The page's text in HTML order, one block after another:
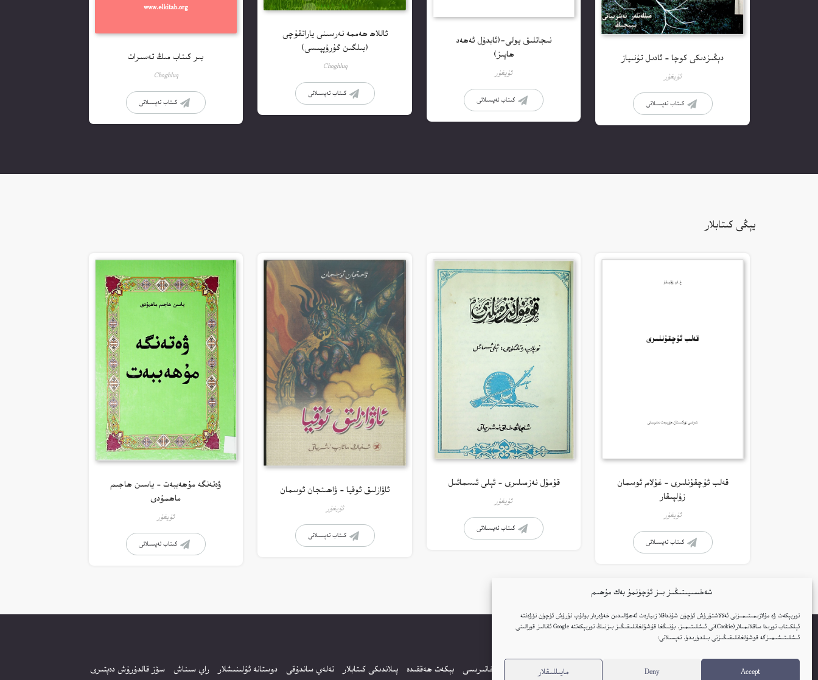
شەخسىيىتىڭىز بىز ئۈچۈنمۇ بەك مۇھىم
توربېكەت ۋە مۇلازىمىتىمىزنى ئەلالاشتۇرۇش ئۈچۈن شۇنداقلا زىيارەت ئەھۋالىدىن خەۋەردار بولۇپ تۇرۇش ئۈچۈن نۆۋەتتە
ئېلكىتاب تورىدا ساقلانمىلار(Cookie)نى ئىشلىتىمىز. بۇنىڭغا قۇشۇلغانلىقىڭىز بىزنىڭ توربېكەتتە Google ئانالىز قورالىنى
ئىشلىتىشىمىزگە قوشۇلغانلىقىڭىزنى بىلدۈرىدۇ. تەپسىلاتى:
Accept
Deny مايىللىقلار
دېڭىزدىكى كوچا – ئادىل تۇنىياز
ئۇيغۇر
كىتاب تەپسىلاتى
نىجاتلىق يولى-(ئابدۇل ئەھەد
ھاپىز)
ئۇيغۇر
كىتاب تەپسىلاتى
ئاللاھ ھەممە نەرسىنى ياراتقۇچى
(بىلگىن گۇرۇپپىسى)
Choghluq
كىتاب تەپسىلاتى
بىر كىتاب مىڭ تەسىرات
Choghluq
كىتاب تەپسىلاتى
يېڭى كىتابلار
قەلب ئۇچقۇنلىرى – غۇلام ئوسمان
زۇلپىقار
ئۇيغۇر
كىتاب تەپسىلاتى
قۇمۇل نەزمىلىرى – ئېلى ئىسمائىل
ئۇيغۇر
كىتاب تەپسىلاتى
ئاۋازلىق ئوقيا – ۋاھىتجان ئوسمان
ئۇيغۇر
كىتاب تەپسىلاتى
ۋەتەنگە مۇھەببەت – ياسىن ھاجىم
ماھمۇدى
ئۇيغۇر
كىتاب تەپسىلاتى
ئاۋات كىتابلار ئېلكىتابنىڭ كۈندىلىك خاتىرىسى بېكەت ھەققىدە پىلاندىكى كىتابلار تەلەي ساندۇقى دوستانە ئۇلىنىشلار راي سىناش سۆز قالدۇرۇش دەپتىرى